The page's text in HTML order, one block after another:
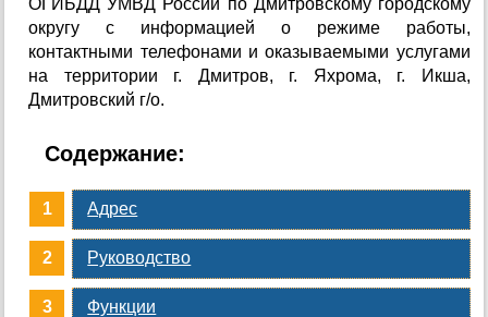
ОГИБДД УМВД России по Дмитровскому городскому
округу с информацией о режиме работы,
контактными телефонами и оказываемыми услугами
на территории г. Дмитров, г. Яхрома, г. Икша,
Дмитровский г/о.
Содержание:
Адрес
Руководство
Функции